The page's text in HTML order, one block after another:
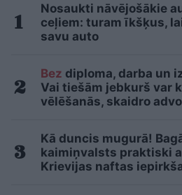
Nosaukti nāvējošākie
ceļiem: turam īkšķus,
savu auto
Bez diploma, darba un
Vai tiešām jebkurš var
vēlēšanās, skaidro
Kā duncis mugurā!
kaimiņvalsts praktiski
Krievijas naftas